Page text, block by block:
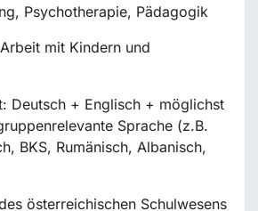
Psychotherapie, Pädagogik
mit Kindern und
Deutsch + Englisch + möglichst
Sprache (z.B.
BKS, Rumänisch, Albanisch,
österreichischen Schulwesens